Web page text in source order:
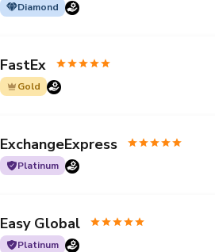
Diamond
FastEx
Gold
ExchangeExpress
Platinum
Easy Global
Platinum